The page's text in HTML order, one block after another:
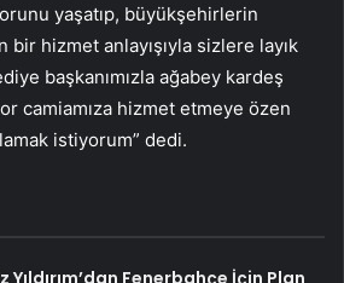
yaşatıp, büyükşehirlerin
bir hizmet anlayışıyla sizlere layık
başkanımızla ağabey kardeş
camiamıza hizmet etmeye özen
istiyorum” dedi.
Yıldırım’dan Fenerbahçe İçin Plan